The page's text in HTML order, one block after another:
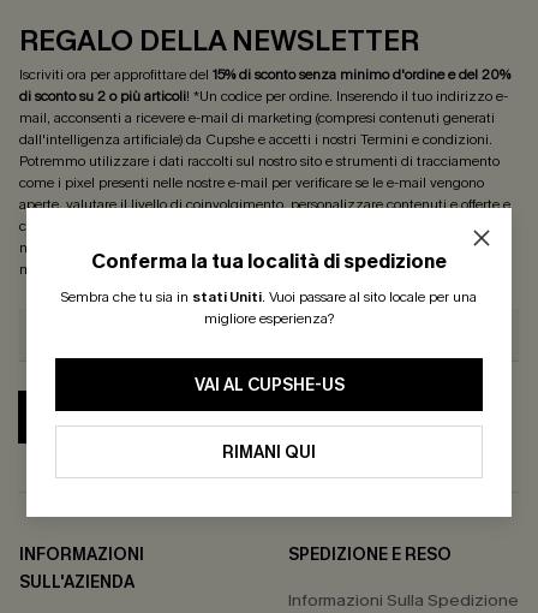
Conferma la tua località di spedizione
Sembra che tu sia in stati Uniti. Vuoi passare al sito locale per una
migliore esperienza?
VAI AL CUPSHE-US
RIMANI QUI
REGALO DELLA NEWSLETTER
Iscriviti ora per approfittare del 15% di sconto senza minimo d'ordine e del 20%
di sconto su 2 o più articoli! *Un codice per ordine. Inserendo il tuo indirizzo e-
mail, acconsenti a ricevere e-mail di marketing (compresi contenuti generati
dall'intelligenza artificiale) da Cupshe e accetti i nostri Termini e condizioni.
Potremmo utilizzare i dati raccolti sul nostro sito e strumenti di tracciamento
come i pixel presenti nelle nostre e-mail per verificare se le e-mail vengono
aperte, valutare il livello di coinvolgimento, personalizzare contenuti e offerte e
consigliarti prodotti che potrebbero interessarti, il tutto come descritto nella
nostra
momento.
ABBONATI
INFORMAZIONI
SULL'AZIENDA
SPEDIZIONE E RESO
Informazioni Sulla Spedizione